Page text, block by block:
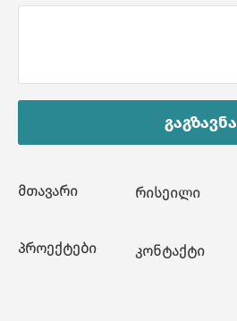
მთავარი
პროექტები
რისეილი
კონტაქტი
გაგზავნა